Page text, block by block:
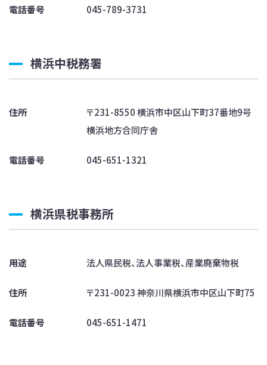
電話番号 045-789-3731
横浜中税務署
住所
〒231-8550 横浜市中区山下町37番地9号
横浜地方合同庁舎
電話番号 045-651-1321
横浜県税事務所
用途 法人県民税、法人事業税、産業廃棄物税
住所 〒231-0023 神奈川県横浜市中区山下町75
電話番号 045-651-1471